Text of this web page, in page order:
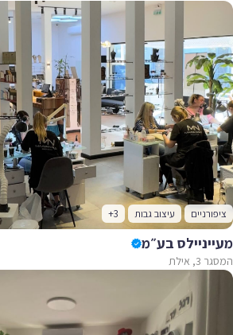
ציפורניים עיצוב גבות +3
מעייניילס בע״מ
המסגר 3, אילת